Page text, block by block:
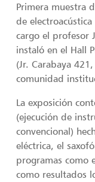
Primera muestra
de
cargo el profesor
instaló en el Hall
(Jr. Carabaya
comunidad
La exposición
(ejecución de
convencional)
eléctrica, el
programas como
como resultados